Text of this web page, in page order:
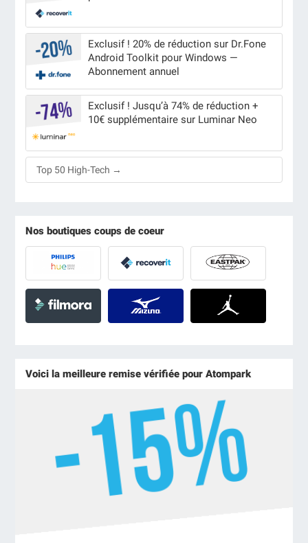
Exclusif ! 20% de réduction sur Dr.Fone
Android Toolkit pour Windows —
Abonnement annuel
Exclusif ! Jusqu’à 74% de réduction +
10€ supplémentaire sur Luminar Neo
Top 50 High-Tech →
Nos boutiques coups de coeur
Voici la meilleure remise vérifiée pour Atompark